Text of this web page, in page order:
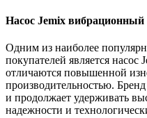
Насос Jemix вибрационный
Одним из наиболее
покупателей является
отличаются повышенной
производительностью.
и продолжает удерживать
надежности и